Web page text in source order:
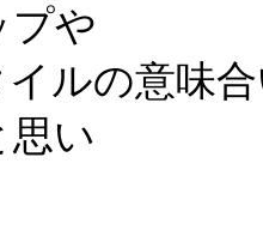
プや
ルの意味
思い